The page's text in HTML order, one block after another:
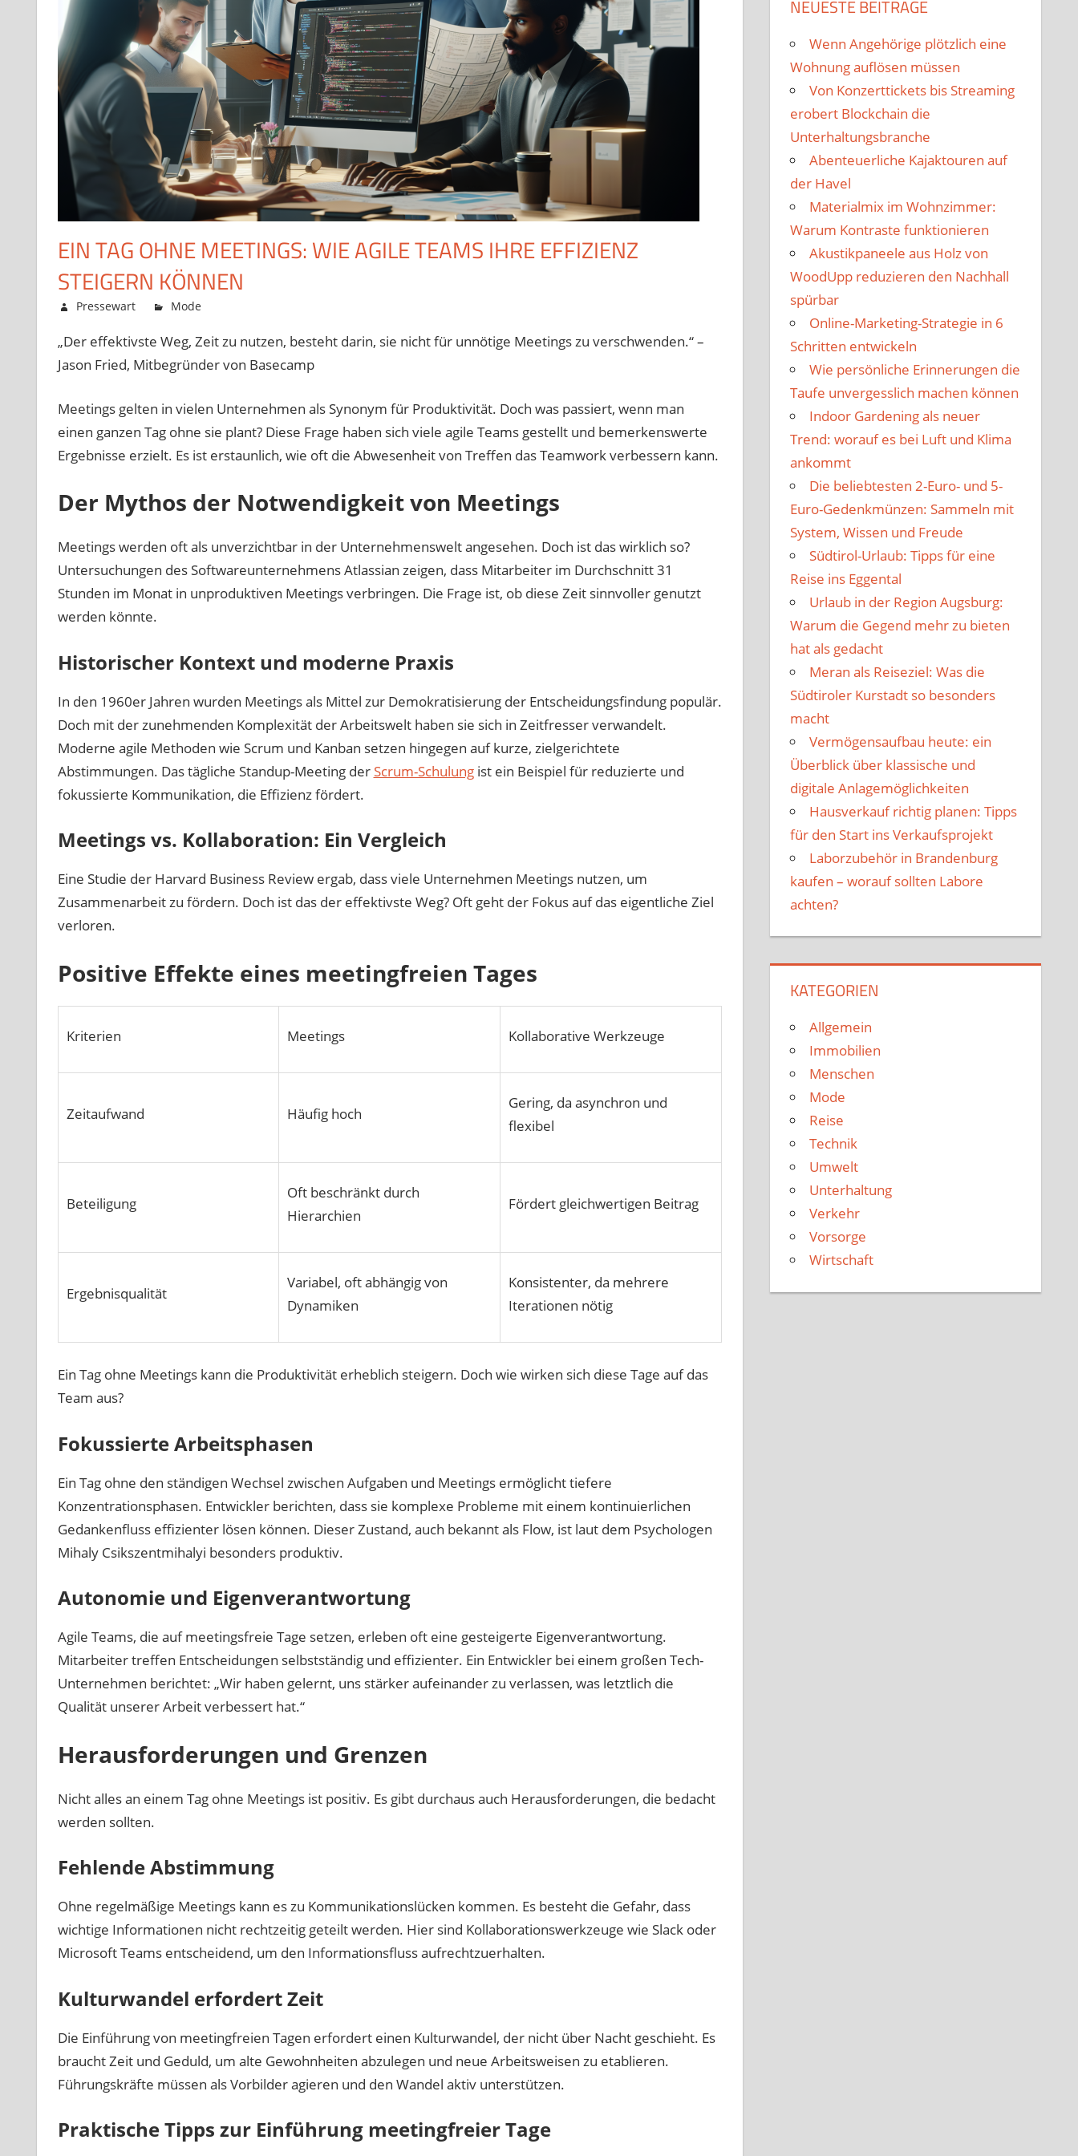
EIN TAG OHNE MEETINGS: WIE AGILE TEAMS IHRE EFFIZIENZ
STEIGERN KÖNNEN
Dezember 9, 2025
Pressewart Mode
Tag
agile
Teams
ihre
steigern
„Der effektivste Weg, Zeit zu nutzen, besteht darin, sie nicht für unnötige Meetings zu verschwenden.“ –
Jason Fried, Mitbegründer von Basecamp
Meetings gelten in vielen Unternehmen als Synonym für Produktivität. Doch was passiert, wenn man
einen ganzen Tag ohne sie plant? Diese Frage haben sich viele agile Teams gestellt und bemerkenswerte
Ergebnisse erzielt. Es ist erstaunlich, wie oft die Abwesenheit von Treffen das Teamwork verbessern kann.
Der Mythos der Notwendigkeit von Meetings
Meetings werden oft als unverzichtbar in der Unternehmenswelt angesehen. Doch ist das wirklich so?
Untersuchungen des Softwareunternehmens Atlassian zeigen, dass Mitarbeiter im Durchschnitt 31
Stunden im Monat in unproduktiven Meetings verbringen. Die Frage ist, ob diese Zeit sinnvoller genutzt
werden könnte.
Historischer Kontext und moderne Praxis
In den 1960er Jahren wurden Meetings als Mittel zur Demokratisierung der Entscheidungsfindung populär.
Doch mit der zunehmenden Komplexität der Arbeitswelt haben sie sich in Zeitfresser verwandelt.
Moderne agile Methoden wie Scrum und Kanban setzen hingegen auf kurze, zielgerichtete
Abstimmungen. Das tägliche Standup-Meeting der Scrum-Schulungist ein Beispiel für reduzierte und
fokussierte Kommunikation, die Effizienz fördert.
Meetings vs. Kollaboration: Ein Vergleich
Eine Studie der Harvard Business Review ergab, dass viele Unternehmen Meetings nutzen, um
Zusammenarbeit zu fördern. Doch ist das der effektivste Weg? Oft geht der Fokus auf das eigentliche Ziel
verloren.
Positive Effekte eines meetingfreien Tages
Kriterien Meetings Kollaborative Werkzeuge
Zeitaufwand Häufig hoch
Gering, da asynchron und
flexibel
Beteiligung
Oft beschränkt durch
Hierarchien
Fördert gleichwertigen Beitrag
Ergebnisqualität
Variabel, oft abhängig von
Dynamiken
Konsistenter, da mehrere
Iterationen nötig
Ein Tag ohne Meetings kann die Produktivität erheblich steigern. Doch wie wirken sich diese Tage auf das
Team aus?
Fokussierte Arbeitsphasen
Ein Tag ohne den ständigen Wechsel zwischen Aufgaben und Meetings ermöglicht tiefere
Konzentrationsphasen. Entwickler berichten, dass sie komplexe Probleme mit einem kontinuierlichen
Gedankenfluss effizienter lösen können. Dieser Zustand, auch bekannt als Flow, ist laut dem Psychologen
Mihaly Csikszentmihalyi besonders produktiv.
Autonomie und Eigenverantwortung
Agile Teams, die auf meetingsfreie Tage setzen, erleben oft eine gesteigerte Eigenverantwortung.
Mitarbeiter treffen Entscheidungen selbstständig und effizienter. Ein Entwickler bei einem großen Tech-
Unternehmen berichtet: „Wir haben gelernt, uns stärker aufeinander zu verlassen, was letztlich die
Qualität unserer Arbeit verbessert hat.“
Herausforderungen und Grenzen
Nicht alles an einem Tag ohne Meetings ist positiv. Es gibt durchaus auch Herausforderungen, die bedacht
werden sollten.
Fehlende Abstimmung
Ohne regelmäßige Meetings kann es zu Kommunikationslücken kommen. Es besteht die Gefahr, dass
wichtige Informationen nicht rechtzeitig geteilt werden. Hier sind Kollaborationswerkzeuge wie Slack oder
Microsoft Teams entscheidend, um den Informationsfluss aufrechtzuerhalten.
Kulturwandel erfordert Zeit
Die Einführung von meetingfreien Tagen erfordert einen Kulturwandel, der nicht über Nacht geschieht. Es
braucht Zeit und Geduld, um alte Gewohnheiten abzulegen und neue Arbeitsweisen zu etablieren.
Führungskräfte müssen als Vorbilder agieren und den Wandel aktiv unterstützen.
Praktische Tipps zur Einführung meetingfreier Tage
NEUESTE BEITRÄGE
Wenn Angehörige plötzlich eine
Wohnung auflösen müssen
Von Konzerttickets bis Streaming
erobert Blockchain die
Unterhaltungsbranche
Abenteuerliche Kajaktouren auf
der Havel
Materialmix im Wohnzimmer:
Warum Kontraste funktionieren
Akustikpaneele aus Holz von
WoodUpp reduzieren den Nachhall
spürbar
Online-Marketing-Strategie in 6
Schritten entwickeln
Wie persönliche Erinnerungen die
Taufe unvergesslich machen können
Indoor Gardening als neuer
Trend: worauf es bei Luft und Klima
ankommt
Die beliebtesten 2-Euro- und 5-
Euro-Gedenkmünzen: Sammeln mit
System, Wissen und Freude
Südtirol-Urlaub: Tipps für eine
Reise ins Eggental
Urlaub in der Region Augsburg:
Warum die Gegend mehr zu bieten
hat als gedacht
Meran als Reiseziel: Was die
Südtiroler Kurstadt so besonders
macht
Vermögensaufbau heute: ein
Überblick über klassische und
digitale Anlagemöglichkeiten
Hausverkauf richtig planen: Tipps
für den Start ins Verkaufsprojekt
Laborzubehör in Brandenburg
kaufen – worauf sollten Labore
achten?
KATEGORIEN
Allgemein
Immobilien
Menschen
Mode
Reise
Technik
Umwelt
Unterhaltung
Verkehr
Vorsorge
Wirtschaft